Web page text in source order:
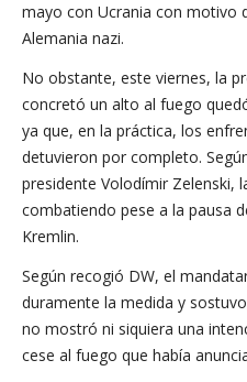
mayo con Ucrania con motivo
Alemania nazi.
No obstante, este viernes, la
concretó un alto al fuego
ya que, en la práctica, los
detuvieron por completo.
presidente Volodímir Zelenski,
combatiendo pese a la pausa
Kremlin.
Según recogió DW, el
duramente la medida y
no mostró ni siquiera una
cese al fuego que había